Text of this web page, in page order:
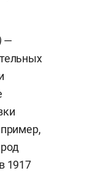
—
1917